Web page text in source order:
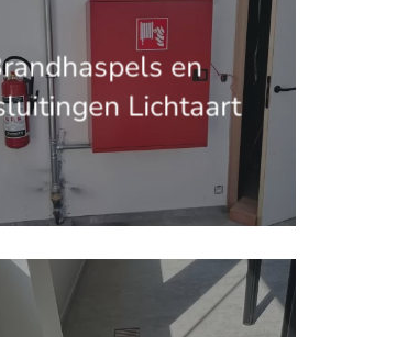
en
Lichtaart